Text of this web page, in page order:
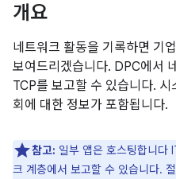
개요
네트워크 활동을 기록하면 기
보여드리겠습니다. DPC에서
TCP를 보고할 수 있습니다.
회에 대한 정보가 포함됩니다.
참고: 일부 앱은 호스팅합니다
크 계층에서 보고할 수 있습니다.